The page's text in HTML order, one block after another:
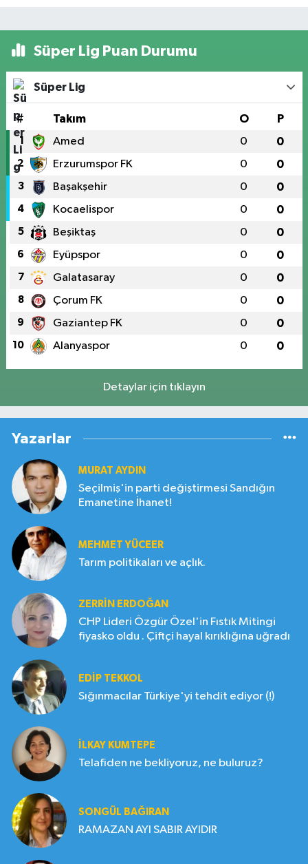
Süper Lig Puan Durumu
Süper Lig
# Takım O P
1 Amed 0 0
2 Erzurumspor FK 0 0
3 Başakşehir 0 0
4 Kocaelispor 0 0
5 Beşiktaş 0 0
6 Eyüpspor 0 0
7 Galatasaray 0 0
8 Çorum FK 0 0
9 Gaziantep FK 0 0
10 Alanyaspor 0 0
Detaylar için tıklayın
Yazarlar
MURAT AYDIN
Seçilmiş'in parti değiştirmesi Sandığın
Emanetine İhanet!
MEHMET YÜCEER
Tarım politikaları ve açlık.
ZERRIN ERDOĞAN
CHP Lideri Özgür Özel'in Fıstık Mitingi
fiyasko oldu . Çiftçi hayal kırıklığına uğradı
EDIP TEKKOL
Sığınmacılar Türkiye'yi tehdit ediyor (!)
İLKAY KUMTEPE
Telafiden ne bekliyoruz, ne buluruz?
SONGÜL BAĞIRAN
RAMAZAN AYI SABIR AYIDIR